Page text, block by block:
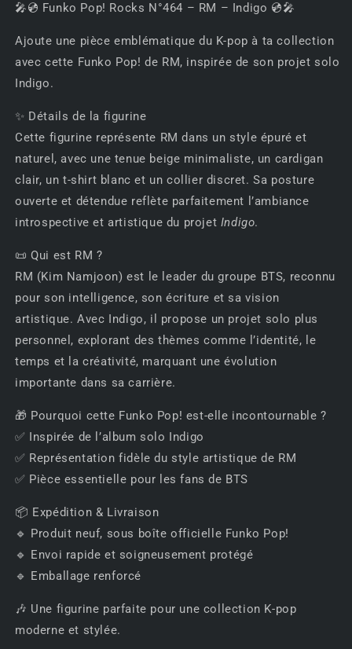
–
–
Indigo
💿
–
–
Indigo
🎤💿 Funko Pop! Rocks N°464 – RM – Indigo 💿🎤
Ajoute une pièce emblématique du K-pop à ta collection
avec cette Funko Pop! de RM, inspirée de son projet solo
Indigo.
✨ Détails de la figurine
Cette figurine représente RM dans un style épuré et
naturel, avec une tenue beige minimaliste, un cardigan
clair, un t-shirt blanc et un collier discret. Sa posture
ouverte et détendue reflète parfaitement l’ambiance
introspective et artistique du projet Indigo.
📜 Qui est RM ?
RM (Kim Namjoon) est le leader du groupe BTS, reconnu
pour son intelligence, son écriture et sa vision
artistique. Avec Indigo, il propose un projet solo plus
personnel, explorant des thèmes comme l’identité, le
temps et la créativité, marquant une évolution
importante dans sa carrière.
🎁 Pourquoi cette Funko Pop! est-elle incontournable ?
✅ Inspirée de l’album solo Indigo
✅ Représentation fidèle du style artistique de RM
✅ Pièce essentielle pour les fans de BTS
📦 Expédition & Livraison
🔹 Produit neuf, sous boîte officielle Funko Pop!
🔹 Envoi rapide et soigneusement protégé
🔹 Emballage renforcé
🎶 Une figurine parfaite pour une collection K-pop
moderne et stylée.